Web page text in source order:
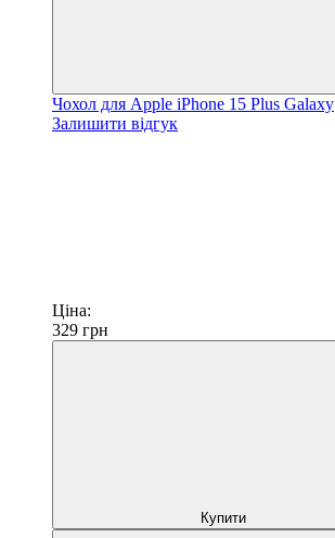
Чохол для Apple iPhone 15 Plus Galaxy
Залишити відгук
Ціна:
329 грн
Купити